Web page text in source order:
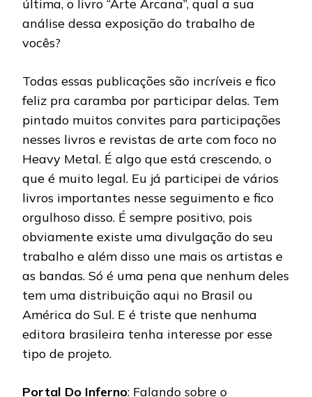
última, o livro “Arte Arcana”, qual a sua
análise dessa exposição do trabalho de
vocês?
Todas essas publicações são incríveis e fico
feliz pra caramba por participar delas. Tem
pintado muitos convites para participações
nesses livros e revistas de arte com foco no
Heavy Metal. É algo que está crescendo, o
que é muito legal. Eu já participei de vários
livros importantes nesse seguimento e fico
orgulhoso disso. É sempre positivo, pois
obviamente existe uma divulgação do seu
trabalho e além disso une mais os artistas e
as bandas. Só é uma pena que nenhum deles
tem uma distribuição aqui no Brasil ou
América do Sul. E é triste que nenhuma
editora brasileira tenha interesse por esse
tipo de projeto.
Portal Do Inferno: Falando sobre o